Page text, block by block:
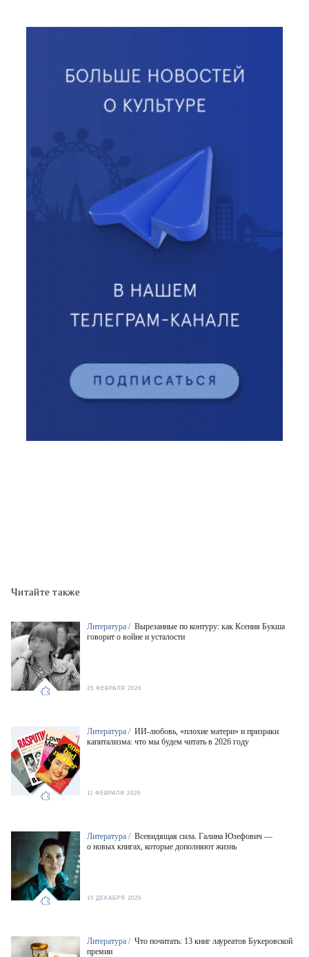
Читайте также
Литература / Вырезанные по контуру: как Ксения Букша
говорит о войне и усталости
25 ФЕВРАЛЯ 2026
Литература / ИИ-любовь, «плохие матери» и призраки
капитализма: что мы будем читать в 2026 году
11 ФЕВРАЛЯ 2026
Литература / Всевидящая сила. Галина Юзефович —
о новых книгах, которые дополняют жизнь
15 ДЕКАБРЯ 2025
Литература / Что почитать: 13 книг лауреатов Букеровской
премии